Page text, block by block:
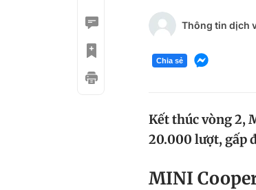
Thông tin dịch
Chia sẻ
Kết thúc vòng 2,
20.000 lượt, gấp
MINI